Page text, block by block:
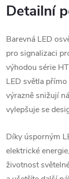
Detailní
Barevná LED
pro signalizaci
výhodou série
LED světla
výrazně snižují
vylepšuje se
Díky úsporným
elektrické
životnost